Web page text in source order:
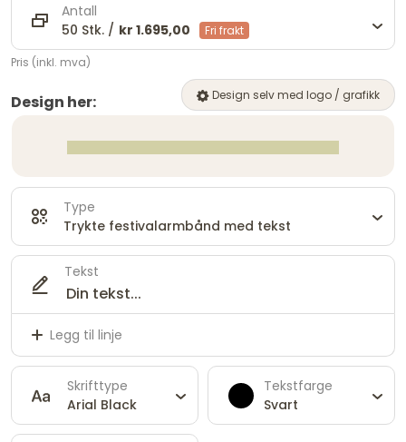
Antall
50 Stk. / kr 1.695,00 Fri frakt
Pris (inkl. mva)
Design her: Design selv med logo / grafikk
Type
Trykte festivalarmbånd med tekst
Tekst
Legg til linje
Skrifttype
Arial Black
Tekstfarge
Svart